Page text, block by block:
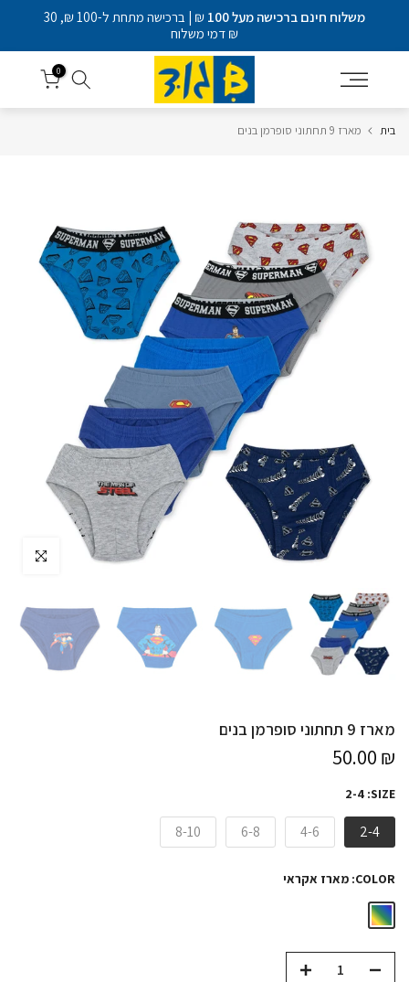
משלוח חינם ברכישה מעל 100
₪ | ברכישה מתחת ל-100 ₪, 30
₪ דמי משלוח
0
בית מארז 9 תחתוני סופרמן בנים
לחץ להגדלה
מארז 9 תחתוני סופרמן בנים
₪ 50.00
SIZE:
2-4
2-4
4-6
6-8
8-10
COLOR: מארז אקראי